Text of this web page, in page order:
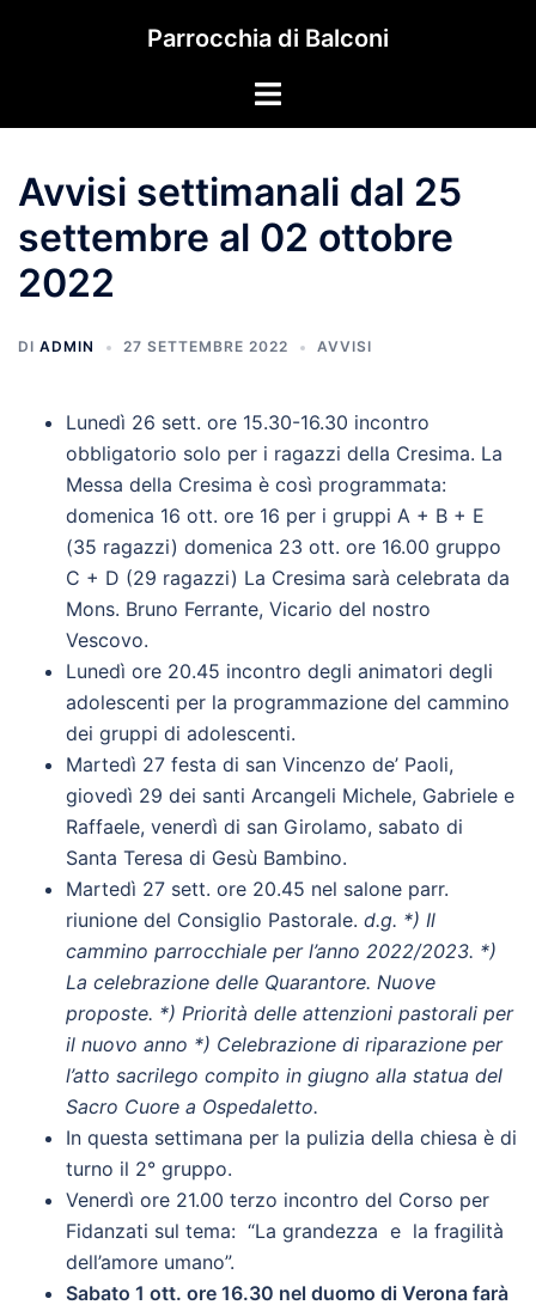
Parrocchia di Balconi
Mostra/Nascondi
Avvisi settimanali dal 25
settembre al 02 ottobre
2022
DI ADMIN 27 SETTEMBRE 2022 AVVISI
Lunedì 26 sett. ore 15.30-16.30 incontro
obbligatorio solo per i ragazzi della Cresima. La
Messa della Cresima è così programmata:
domenica 16 ott. ore 16 per i gruppi A + B + E
(35 ragazzi) domenica 23 ott. ore 16.00 gruppo
C + D (29 ragazzi) La Cresima sarà celebrata da
Mons. Bruno Ferrante, Vicario del nostro
Vescovo.
Lunedì ore 20.45 incontro degli animatori degli
adolescenti per la programmazione del cammino
dei gruppi di adolescenti.
Martedì 27 festa di san Vincenzo de’ Paoli,
giovedì 29 dei santi Arcangeli Michele, Gabriele e
Raffaele, venerdì di san Girolamo, sabato di
Santa Teresa di Gesù Bambino.
Martedì 27 sett. ore 20.45 nel salone parr.
riunione del Consiglio Pastorale. d.g. *) Il
cammino parrocchiale per l’anno 2022/2023. *)
La celebrazione delle Quarantore. Nuove
proposte. *) Priorità delle attenzioni pastorali per
il nuovo anno *) Celebrazione di riparazione per
l’atto sacrilego compito in giugno alla statua del
Sacro Cuore a Ospedaletto.
In questa settimana per la pulizia della chiesa è di
turno il 2° gruppo.
Venerdì ore 21.00 terzo incontro del Corso per
Fidanzati sul tema: “La grandezza e la fragilità
dell’amore umano”.
Sabato 1 ott. ore 16.30 nel duomo di Verona farà